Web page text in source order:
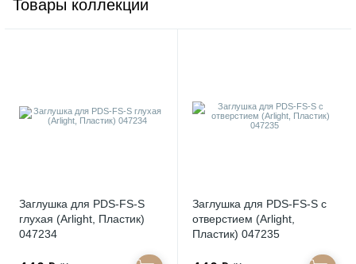
Товары коллекции
Заглушка для PDS-FS-S
глухая (Arlight, Пластик)
047234
Заглушка для PDS-FS-S с
отверстием (Arlight,
Пластик) 047235